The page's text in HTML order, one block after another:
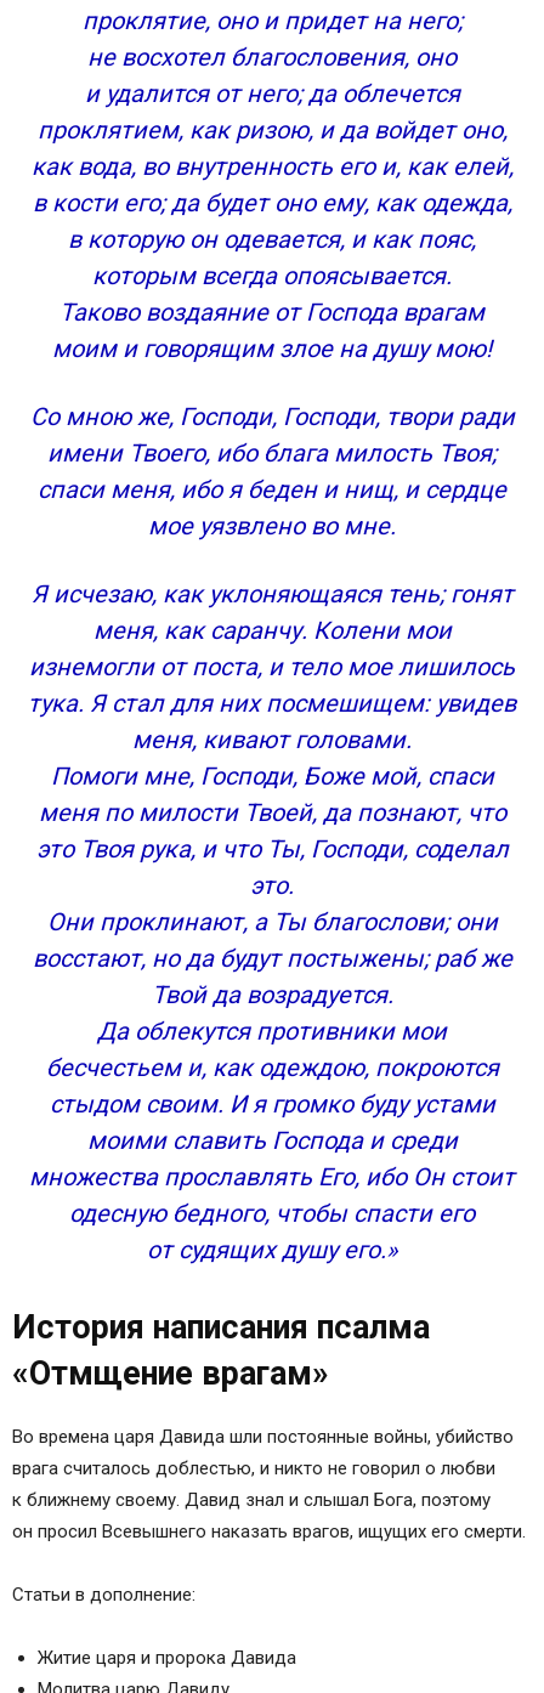
проклятие, оно и придет на него;
не восхотел благословения, оно
и удалится от него; да облечется
проклятием, как ризою, и да войдет оно,
как вода, во внутренность его и, как елей,
в кости его; да будет оно ему, как одежда,
в которую он одевается, и как пояс,
которым всегда опоясывается.
Таково воздаяние от Господа врагам
моим и говорящим злое на душу мою!
Со мною же, Господи, Господи, твори ради
имени Твоего, ибо блага милость Твоя;
спаси меня, ибо я беден и нищ, и сердце
мое уязвлено во мне.
Я исчезаю, как уклоняющаяся тень; гонят
меня, как саранчу. Колени мои
изнемогли от поста, и тело мое лишилось
тука. Я стал для них посмешищем: увидев
меня, кивают головами.
Помоги мне, Господи, Боже мой, спаси
меня по милости Твоей, да познают, что
это Твоя рука, и что Ты, Господи, соделал
это.
Они проклинают, а Ты благослови; они
восстают, но да будут постыжены; раб же
Твой да возрадуется.
Да облекутся противники мои
бесчестьем и, как одеждою, покроются
стыдом своим. И я громко буду устами
моими славить Господа и среди
множества прославлять Его, ибо Он стоит
одесную бедного, чтобы спасти его
от судящих душу его.»
История написания псалма
«Отмщение врагам»
Во времена царя Давида шли постоянные войны, убийство
врага считалось доблестью, и никто не говорил о любви
к ближнему своему. Давид знал и слышал Бога, поэтому
он просил Всевышнего наказать врагов, ищущих его смерти.
Статьи в дополнение:
Житие царя и пророка Давида